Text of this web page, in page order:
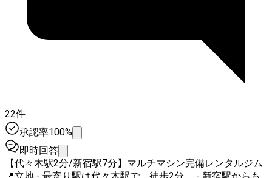
22件
承認率100%
即時回答
【代々木駅2分/新宿駅7分】マルチマシン完備レンタルジム